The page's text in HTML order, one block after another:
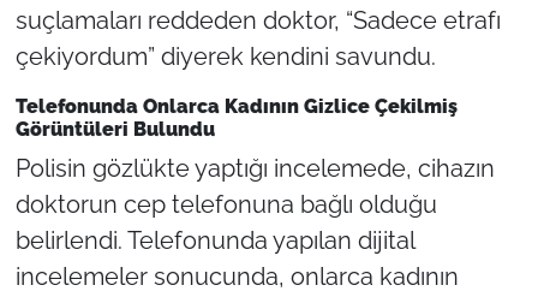
suçlamaları reddeden doktor, “Sadece etrafı
çekiyordum” diyerek kendini savundu.
Telefonunda Onlarca Kadının Gizlice Çekilmiş
Görüntüleri Bulundu
Polisin gözlükte yaptığı incelemede, cihazın
doktorun cep telefonuna bağlı olduğu
belirlendi. Telefonunda yapılan dijital
incelemeler sonucunda, onlarca kadının